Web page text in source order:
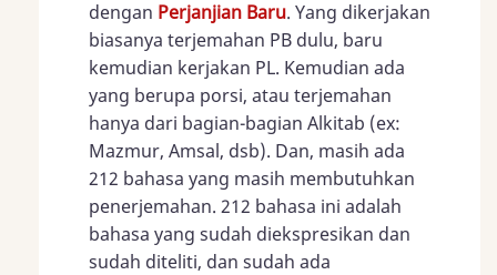
dengan Perjanjian Baru. Yang dikerjakan
biasanya terjemahan PB dulu, baru
kemudian kerjakan PL. Kemudian ada
yang berupa porsi, atau terjemahan
hanya dari bagian-bagian Alkitab (ex:
Mazmur, Amsal, dsb). Dan, masih ada
212 bahasa yang masih membutuhkan
penerjemahan. 212 bahasa ini adalah
bahasa yang sudah diekspresikan dan
sudah diteliti, dan sudah ada